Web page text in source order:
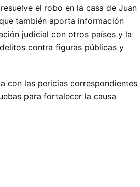
el robo en la casa de Juan
también aporta información
judicial con otros países y la
contra figuras públicas y
con las pericias correspondientes
para fortalecer la causa